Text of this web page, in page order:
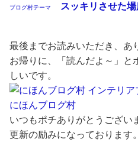
ブログ村テーマ スッキリさせた
最後までお読みいただき、あ
お帰りに、「読んだよ～」と
しいです。
にほんブログ村
いつもポチありがとうござい
更新の励みになっております。